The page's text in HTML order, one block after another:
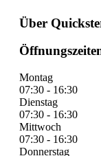
Über
Montag
07:30 - 16:30
Dienstag
07:30 - 16:30
Mittwoch
07:30 - 16:30
Donnerstag